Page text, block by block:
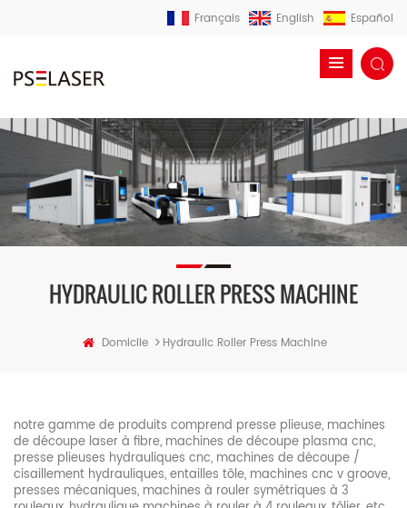
Français English Español
HYDRAULIC ROLLER PRESS MACHINE
Domicile > Hydraulic Roller Press Machine
notre gamme de produits comprend presse plieuse, machines
de découpe laser à fibre, machines de découpe plasma cnc,
presse plieuses hydrauliques cnc, machines de découpe /
cisaillement hydrauliques, entailles tôle, machines cnc v groove,
presses mécaniques, machines à rouler symétriques à 3